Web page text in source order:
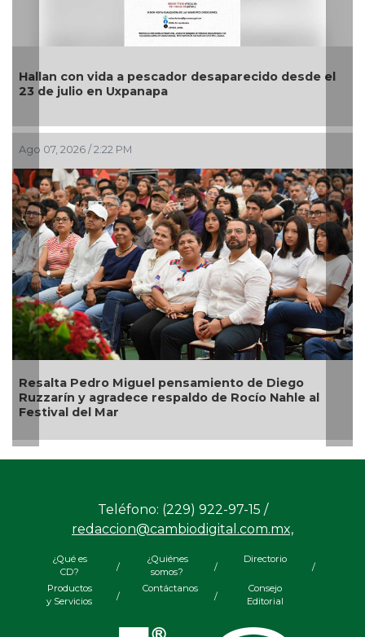
con vida a pescador desaparecido desde el
de julio en Uxpanapa
07, 2026 / 2:22 PM
Pedro Miguel pensamiento de Diego
y agradece respaldo de Rocío Nahle al
del Mar
📰
Teléfono: (229) 922-97-15 /
redaccion@cambiodigital.com.mx,
¿Qué es
CD?
/
¿Quiénes
somos?
/
Directorio
/
Productos
y Servicios
/
Contáctanos
/
Consejo
Editorial